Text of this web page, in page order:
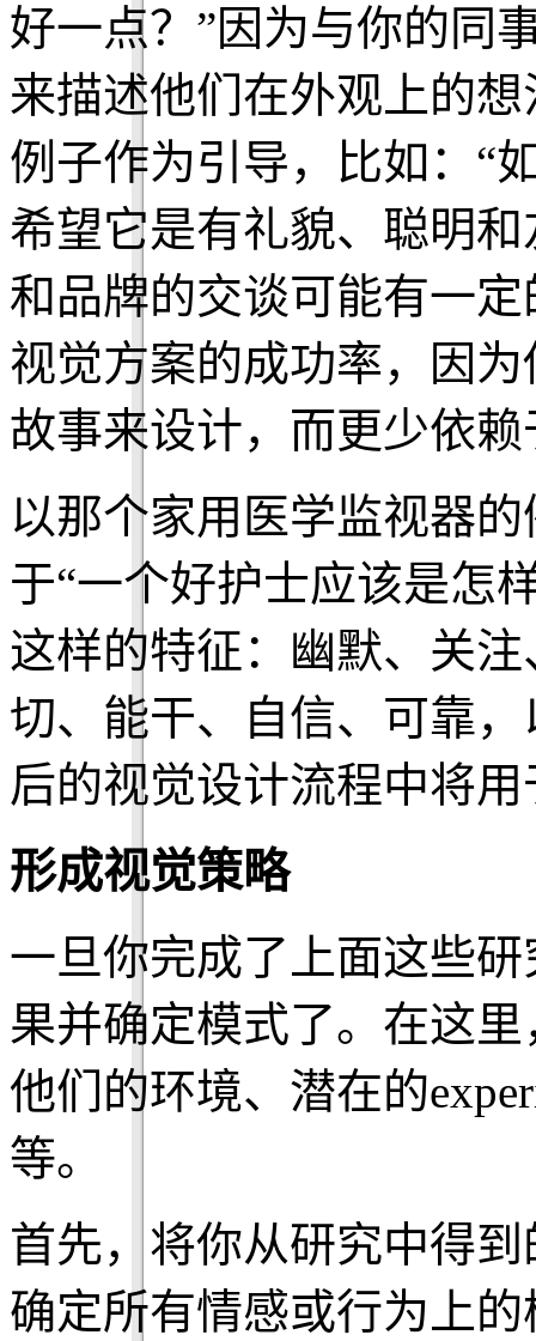
好一点？”因为与你的同
来描述他们在外观上的
例子作为引导，比如：“
希望它是有礼貌、聪明
和品牌的交谈可能有一
视觉方案的成功率，因
故事来设计，而更少依
以那个家用医学监视器
于“一个好护士应该是怎
这样的特征：幽默、关
切、能干、自信、可靠
后的视觉设计流程中将
形成视觉策略
一旦你完成了上面这些
果并确定模式了。在这
他们的环境、潜在的
等。
首先，将你从研究中得
确定所有情感或行为上